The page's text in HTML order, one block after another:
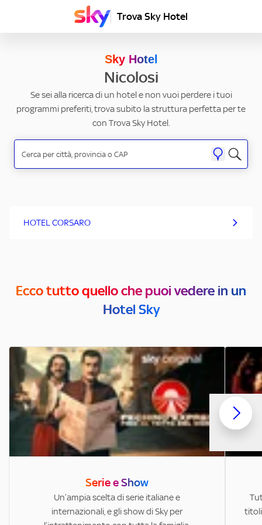
Trova Sky Hotel
Sky Hotel
Nicolosi
Se sei alla ricerca di un hotel e non vuoi perdere i tuoi
programmi preferiti, trova subito la struttura perfetta per te
con Trova Sky Hotel.
HOTEL CORSARO
Ecco tutto quello che puoi vedere in un
Hotel Sky
Serie e Show
Un’ampia scelta di serie italiane e
internazionali, e gli show di Sky per
titoli